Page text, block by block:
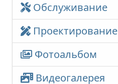
Обслуживание
Проектирование
Фотоальбом
Видеогалерея